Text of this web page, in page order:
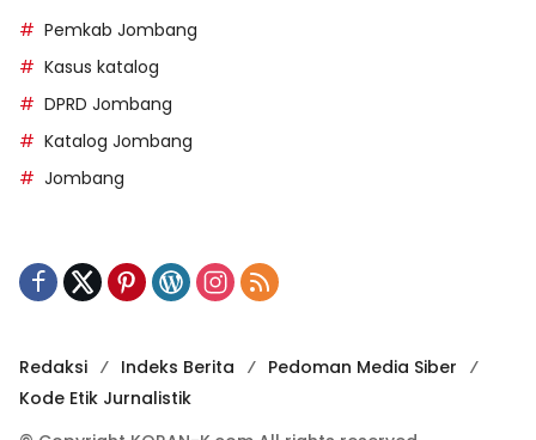
Pemkab Jombang
Kasus katalog
DPRD Jombang
Katalog Jombang
Jombang
Redaksi Indeks Berita
Pedoman Media Siber
Kode Etik Jurnalistik